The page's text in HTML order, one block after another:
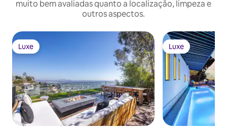
muito bem avaliadas quanto a localização, limpeza e
outros aspectos.
Luxe
Luxe Luxe
Luxe